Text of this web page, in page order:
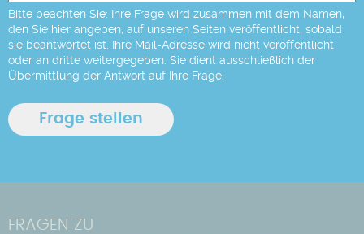
Bitte beachten Sie: Ihre Frage wird zusammen mit dem Namen,
den Sie hier angeben, auf unseren Seiten veröffentlicht, sobald
sie beantwortet ist. Ihre Mail-Adresse wird nicht veröffentlicht
oder an dritte weitergegeben. Sie dient ausschließlich der
Übermittlung der Antwort auf Ihre Frage.
FRAGEN ZU